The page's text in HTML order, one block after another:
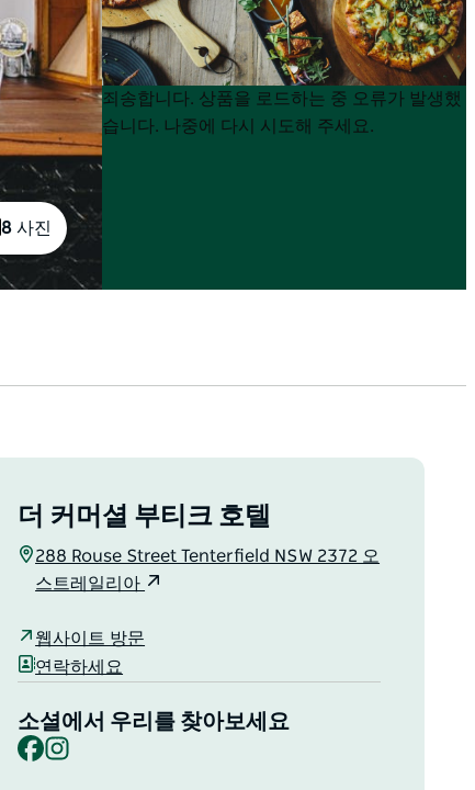
8 사진
Product
List
Product
List
죄송합니다. 상품을 로드하는 중 오류가 발생했
습니다. 나중에 다시 시도해 주세요.
더 커머셜 부티크 호텔
288 Rouse Street Tenterfield NSW 2372 오
스트레일리아
웹사이트 방문
연락하세요
소셜에서 우리를 찾아보세요
Facebook